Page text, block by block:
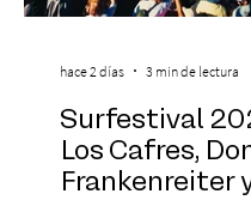
Surfestival
Los Cafres,
Frankenreiter
hace 2 días 3 min de lectura